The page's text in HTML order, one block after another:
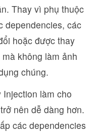
Thay vì phụ thuộc
dependencies, các
hoặc được thay
không làm ảnh
chúng.
Injection làm cho
nên dễ dàng hơn.
các dependencies